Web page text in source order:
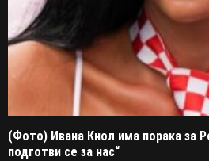
(Фото) Ивана Кнол има порака за
подготви се за нас“